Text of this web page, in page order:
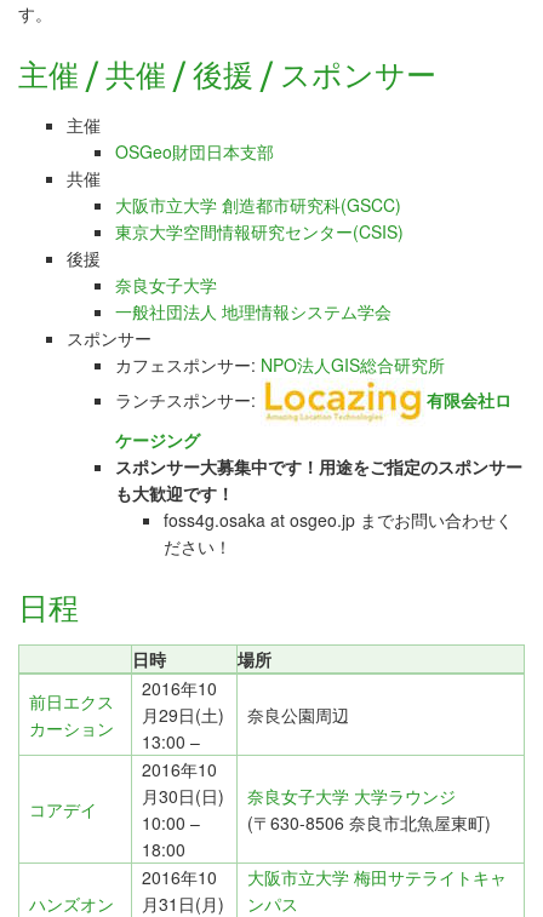
す。
主催 / 共催 / 後援 / スポンサー
主催
OSGeo財団日本支部
共催
大阪市立大学 創造都市研究科(GSCC)
東京大学空間情報研究センター(CSIS)
後援
奈良女子大学
一般社団法人 地理情報システム学会
スポンサー
カフェスポンサー: NPO法人GIS総合研究所
ランチスポンサー:
有限会社ロ
ケージング
スポンサー大募集中です！用途をご指定のスポンサー
も大歓迎です！
foss4g.osaka at osgeo.jp までお問い合わせく
ださい！
日程
日時
場所
前日エクス
カーション
2016年10
月29日(土)
13:00 –
奈良公園周辺
コアデイ
2016年10
月30日(日)
10:00 –
18:00
奈良女子大学 大学ラウンジ
(〒630-8506 奈良市北魚屋東町)
ハンズオン
2016年10
月31日(月)
大阪市立大学 梅田サテライトキャ
ンパス